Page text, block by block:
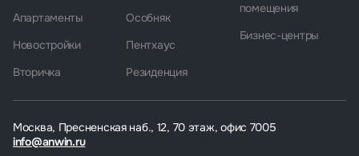
Москва, Пресненская наб., 12, 70 этаж, офис 7005
info@anwin.ru
Апартаменты
Новостройки
Вторичка
Особняк
Пентхаус
Резиденция
помещения
Бизнес-центры